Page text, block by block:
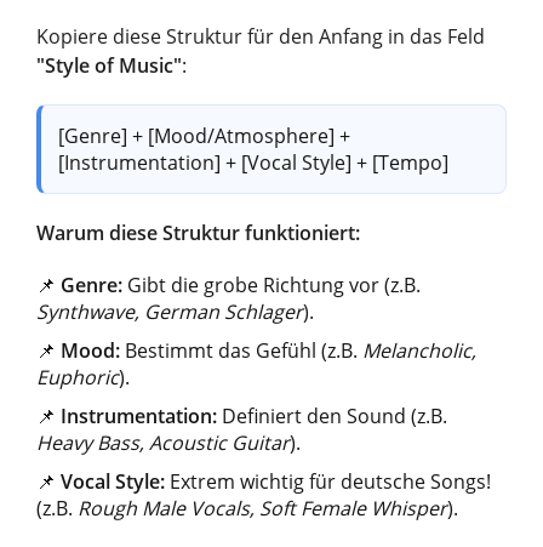
Kopiere diese Struktur für den Anfang in das Feld
"Style of Music":
[Genre] + [Mood/Atmosphere] +
[Instrumentation] + [Vocal Style] + [Tempo]
Warum diese Struktur funktioniert:
📌 Genre: Gibt die grobe Richtung vor (z.B.
Synthwave, German Schlager).
📌 Mood: Bestimmt das Gefühl (z.B. Melancholic,
Euphoric).
📌 Instrumentation: Definiert den Sound (z.B.
Heavy Bass, Acoustic Guitar).
📌 Vocal Style: Extrem wichtig für deutsche Songs!
(z.B. Rough Male Vocals, Soft Female Whisper).